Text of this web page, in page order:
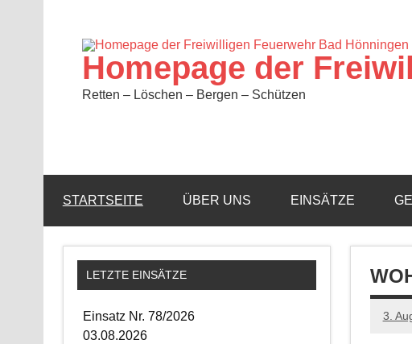
Homepage der
Retten – Löschen – Bergen – Schützen
STARTSEITE ÜBER UNS EINSÄTZE
3.
LETZTE EINSÄTZE
Einsatz Nr. 78/2026
03.08.2026